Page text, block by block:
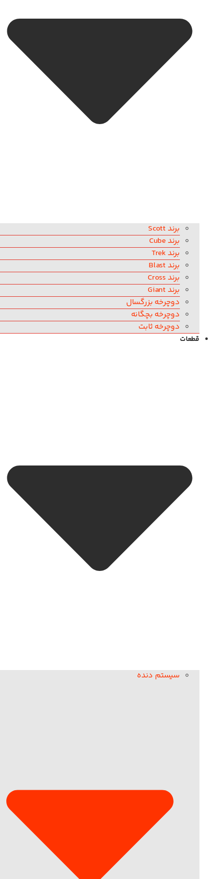
برند Scott
برند Cube
برند Trek
برند Blast
برند Cross
برند Giant
دوچرخه بزرگسال
دوچرخه بچگانه
دوچرخه ثابت
قطعات
سیستم دنده